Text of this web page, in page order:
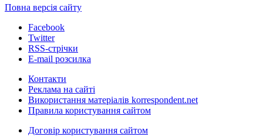
Повна версія сайту
Facebook
Twitter
RSS-стрічки
E-mail розсилка
Контакти
Реклама на сайті
Використання матеріалів korrespondent.net
Правила користування сайтом
Договір користування сайтом